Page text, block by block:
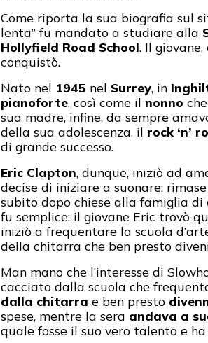
Come riporta la sua biografia sul
lenta” fu mandato a studiare alla
Hollyfield Road School. Il
conquistò.
Nato nel 1945 nel Surrey, in
pianoforte, così come il nonno
sua madre, infine, da sempre
della sua adolescenza, il rock ‘n’
di grande successo.
Eric Clapton, dunque, iniziò ad
decise di iniziare a suonare:
subito dopo chiese alla famiglia di
fu semplice: il giovane Eric trovò
iniziò a frequentare la scuola
della chitarra che ben presto
Man mano che l’interesse di
cacciato dalla scuola che
dalla chitarra e ben presto
spese, mentre la sera andava a
quale fosse il suo vero talento e